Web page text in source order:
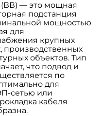
(ВВ) — это мощная
подстанция
мощностью
для
крупных
объектов. Тип
что подвод и
по
для
сетью или
кабеля